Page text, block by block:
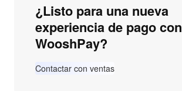
¿Listo para una nueva
experiencia de pago con
WooshPay?
Contactar con ventas